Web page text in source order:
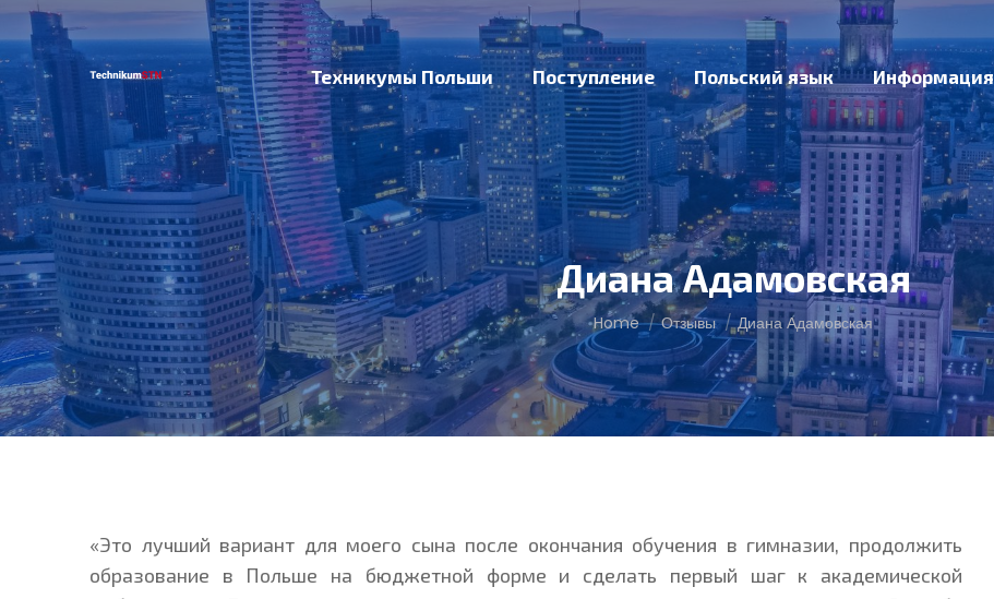
Техникумы Польши Поступление Польский язык Информация
Диана Адамовская
You are here:
Home Отзывы Диана Адамовская
«Это лучший вариант для моего сына после окончания обучения в гимназии, продолжить
образование в Польше на бюджетной форме и сделать первый шаг к академической